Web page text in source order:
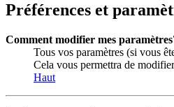
Préférences et
Comment modifier mes
Tous vos paramètres (si vous
Cela vous permettra de
Haut